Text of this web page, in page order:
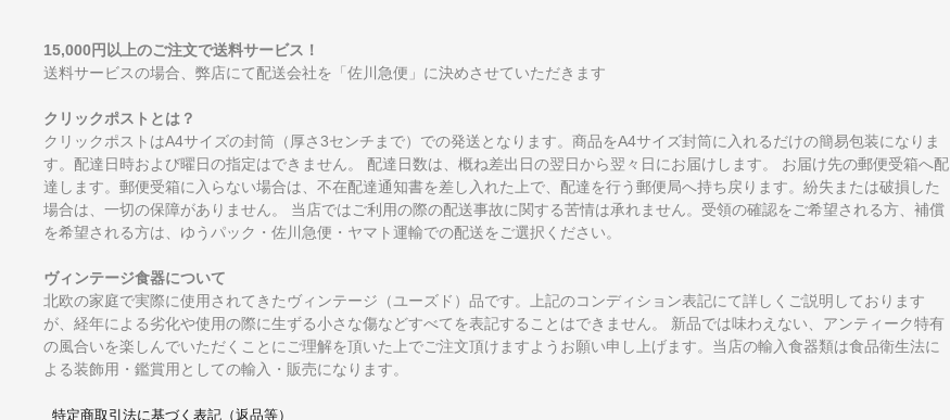
15,000円以上のご注文で送料サービス！
送料サービスの場合、弊店にて配送会社を「佐川急便」に決めさせていただきます
クリックポストとは？
クリックポストはA4サイズの封筒（厚さ3センチまで）での発送となります。商品をA4サイズ封筒に入れるだけの簡易包装になりま
す。配達日時および曜日の指定はできません。 配達日数は、概ね差出日の翌日から翌々日にお届けします。 お届け先の郵便受箱へ配
達します。郵便受箱に入らない場合は、不在配達通知書を差し入れた上で、配達を行う郵便局へ持ち戻ります。紛失または破損した
場合は、一切の保障がありません。 当店ではご利用の際の配送事故に関する苦情は承れません。受領の確認をご希望される方、補償
を希望される方は、ゆうパック・佐川急便・ヤマト運輸での配送をご選択ください。
ヴィンテージ食器について
北欧の家庭で実際に使用されてきたヴィンテージ（ユーズド）品です。上記のコンディション表記にて詳しくご説明しております
が、経年による劣化や使用の際に生ずる小さな傷などすべてを表記することはできません。 新品では味わえない、アンティーク特有
の風合いを楽しんでいただくことにご理解を頂いた上でご注文頂けますようお願い申し上げます。当店の輸入食器類は食品衛生法に
よる装飾用・鑑賞用としての輸入・販売になります。
特定商取引法に基づく表記（返品等）